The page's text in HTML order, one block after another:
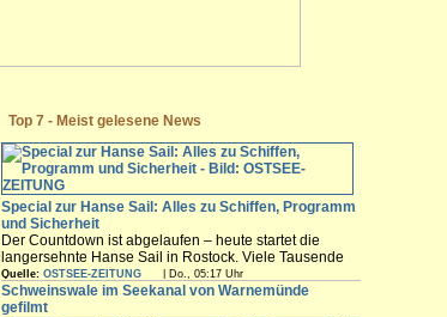
Top 7 - Meist gelesene News
Special zur Hanse Sail: Alles zu Schiffen, Programm
und Sicherheit
Der Countdown ist abgelaufen – heute startet die
langersehnte Hanse Sail in Rostock. Viele Tausende
Besucher werden in den nächsten Tagen erwartet und
freuen sich auf die maritimen Angebote in der
Innenstadt,...
Quelle: OSTSEE-ZEITUNG | Do., 05:17 Uhr
Schweinswale im Seekanal von Warnemünde
gefilmt